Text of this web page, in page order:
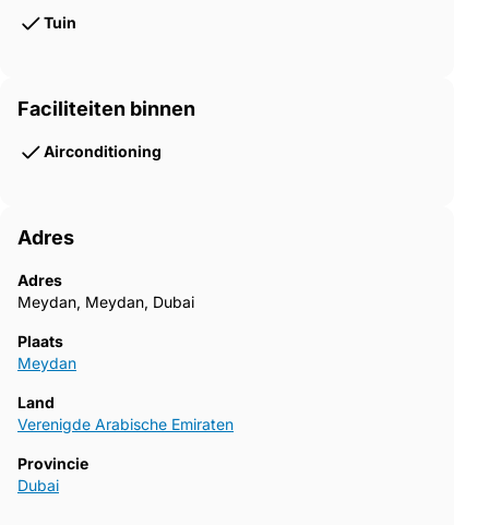
Tuin
Faciliteiten binnen
Airconditioning
Adres
Adres
Meydan, Meydan, Dubai
Plaats
Meydan
Land
Verenigde Arabische Emiraten
Provincie
Dubai